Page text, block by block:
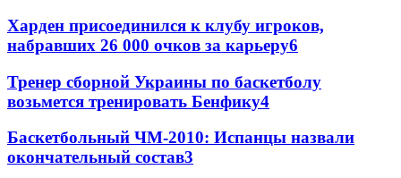
Харден присоединился к клубу игроков,
набравших 26 000 очков за карьеру6
Тренер сборной Украины по баскетболу
возьмется тренировать Бенфику4
Баскетбольный ЧМ-2010: Испанцы назвали
окончательный состав3